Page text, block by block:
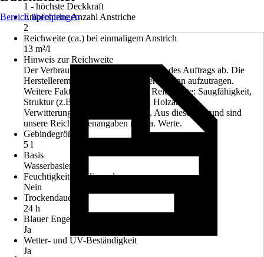
1 - höchste Deckkraft
Empfohlene Anzahl Anstriche
2
Reichweite (ca.) bei einmaligem Anstrich
13 m²/l
Hinweis zur Reichweite
Der Verbrauch hängt stark von der Art des Auftrags ab. Die
Herstellerempfehlung ist, das Material dünn aufzutragen.
Weitere Faktoren beeinflussen die Reichweite: Saugfähigkeit,
Struktur (z.B. Riffelung, Rauheit), Holzart und
Verwitterungsgrad der Oberfläche. Aus diesem Grund sind
unsere Reichweitenangaben nur ca. Werte.
Gebindegröße
5 l
Basis
Wasserbasierend
Feuchtigkeitsregulierend
Nein
Trockendauer ca.
24 h
Blauer Engel
Ja
Wetter- und UV-Beständigkeit
Ja
Bereich überspringen